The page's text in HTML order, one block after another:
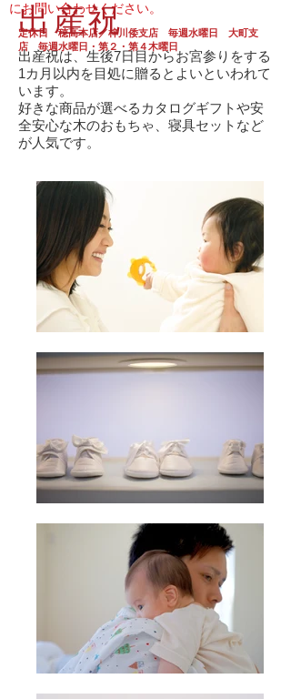
にお問い合わせください。
定休日 穂高本店／梓川倭支店 毎週水曜日 大町支
店 毎週水曜日・第２・第４木曜日
出産祝
出産祝は、生後7日目からお宮参りをする
1カ月以内を目処に贈るとよいといわれて
います。
好きな商品が選べるカタログギフトや安
全安心な木のおもちゃ、寝具セットなど
が人気です。